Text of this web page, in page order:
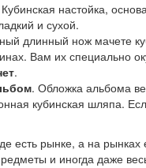
настойка,
и сухой.
длинный нож мачете
Вам их специально
.
. Обложка альбома
кубинская шляпа.
есть рынке, а на
и иногда даже